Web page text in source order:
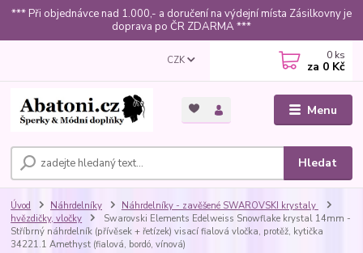
*** Při objednávce nad 1.000,- a doručení na výdejní místa Zásilkovny je
doprava po ČR ZDARMA ***
Menu
CZK
Hledat
0 ks
za 0 Kč
Úvod Náhrdelníky
Náhrdelníky - zavěšené SWAROVSKI krystaly
hvězdičky, vločky
Swarovski Elements Edelweiss Snowflake krystal 14mm -
Stříbrný náhrdelník (přívěsek + řetízek) visací fialová vločka, protěž, kytička
34221.1 Amethyst (fialová, bordó, vínová)